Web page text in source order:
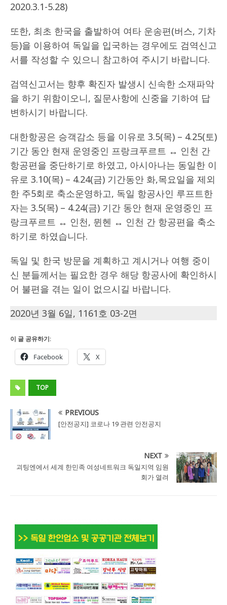
2020.3.1-5.28)
또한, 최초 한국을 출발하여 여타 운송편(버스, 기차
등)을 이용하여 독일을 입국하는 경우에도 검역신고
서를 작성할 수 있으니 참고하여 주시기 바랍니다.
검역신고서는 향후 확진자 발생시 신속한 소재파악
을 하기 위함이오니, 질문사항에 신중을 기하여 답
변하시기 바랍니다.
대한항공은 승객감소 등을 이유로 3.5(목) – 4.25(토)
기간 동안 현재 운영중인 프랑크푸르트 ↔ 인천 간
항공편을 중단하기로 하였고, 아시아나는 동일한 이
유로 3.10(목) – 4.24(금) 기간동안 화,목요일을 제외
한 주5회로 축소운영하고, 독일 항공사인 루프트한
자는 3.5(목) – 4.24(금) 기간 동안 현재 운영중인 프
랑크푸르트 ↔ 인천, 뮌헨 ↔ 인천 간 항공편을 축소
하기로 하였습니다.
독일 및 한국 방문을 계획하고 계시거나 여행 중이
신 분들께서는 필요한 경우 해당 항공사에 확인하시
어 불편을 겪는 일이 없으시길 바랍니다.
2020년 3월 6일, 1161호 03-2면
이 글 공유하기:
Facebook X
TOP
PREVIOUS
[안전공지] 코로나 19 관련 안전공지
NEXT
괴팅엔에서 세계 한민족 여성네트워크 독일지역 임원
회가 열려